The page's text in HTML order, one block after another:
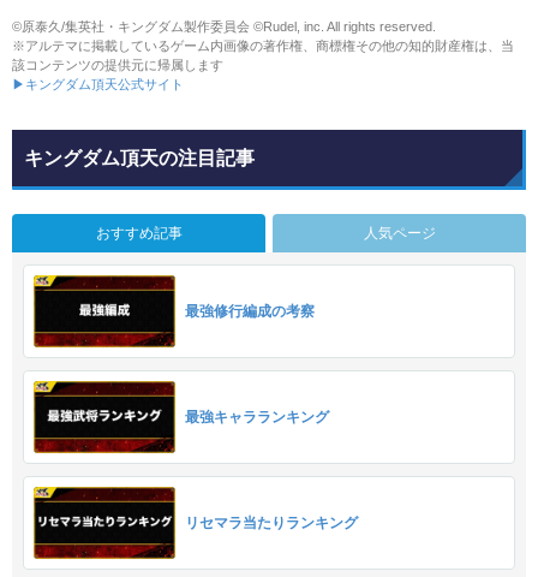
©原泰久/集英社・キングダム製作委員会 ©Rudel, inc. All rights reserved.
※アルテマに掲載しているゲーム内画像の著作権、商標権その他の知的財産権は、当
該コンテンツの提供元に帰属します
▶キングダム頂天公式サイト
キングダム頂天の注目記事
おすすめ記事 人気ページ
最強修行編成の考察
最強キャラランキング
リセマラ当たりランキング